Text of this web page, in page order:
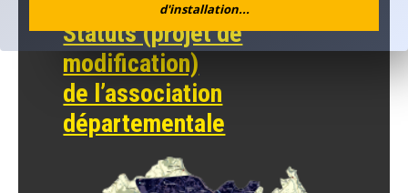
d'installation...
Statuts (projet de
modification)
de l’association
départementale